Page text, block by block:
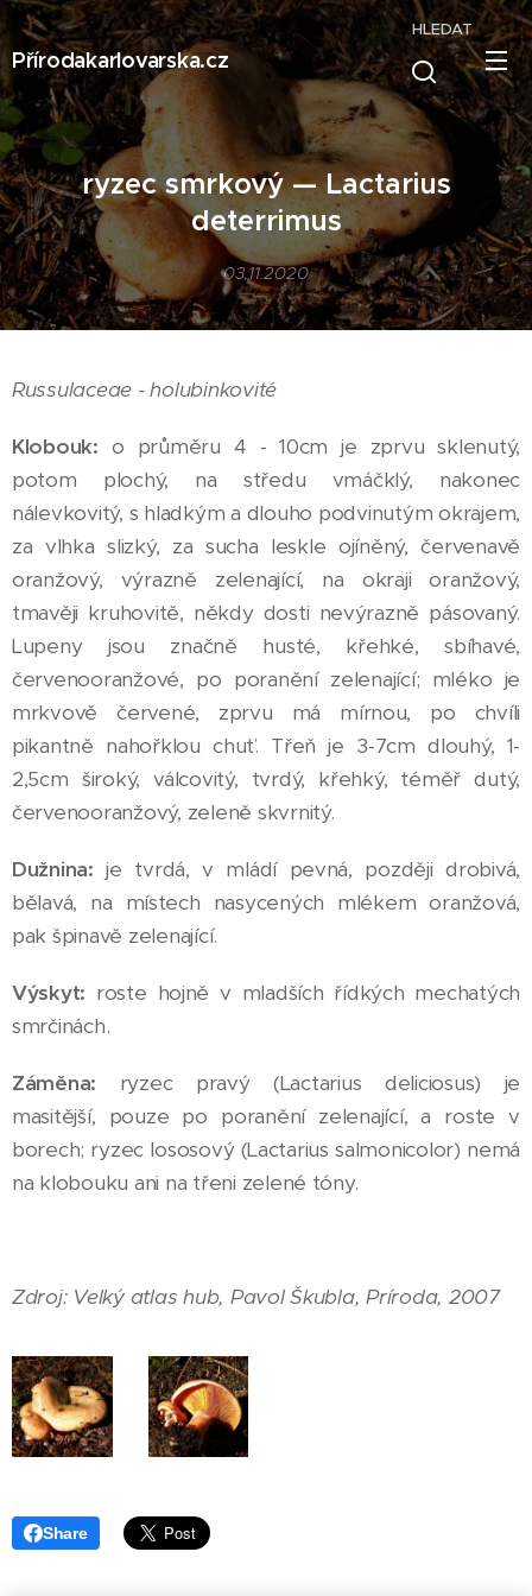
Přírodakarlovarska.cz
HLEDAT
ryzec smrkový — Lactarius
deterrimus
03.11.2020
Russulaceae - holubinkovité
Klobouk: o průměru 4 - 10cm je zprvu sklenutý,
potom plochý, na středu vmáčklý, nakonec
nálevkovitý, s hladkým a dlouho podvinutým okrajem,
za vlhka slizký, za sucha leskle ojíněný, červenavě
oranžový, výrazně zelenající, na okraji oranžový,
tmavěji kruhovitě, někdy dosti nevýrazně pásovaný.
Lupeny jsou značně husté, křehké, sbíhavé,
červenooranžové, po poranění zelenající; mléko je
mrkvově červené, zprvu má mírnou, po chvíli
pikantně nahořklou chuť. Třeň je 3-7cm dlouhý, 1-
2,5cm široký, válcovitý, tvrdý, křehký, téměř dutý,
červenooranžový, zeleně skvrnitý.
Dužnina: je tvrdá, v mládí pevná, později drobivá,
bělavá, na místech nasycených mlékem oranžová,
pak špinavě zelenající.
Výskyt: roste hojně v mladších řídkých mechatých
smrčinách.
Záměna: ryzec pravý (Lactarius deliciosus) je
masitější, pouze po poranění zelenající, a roste v
borech; ryzec lososový (Lactarius salmonicolor) nemá
na klobouku ani na třeni zelené tóny.
Zdroj: Velký atlas hub, Pavol Škubla, Príroda, 2007
Share